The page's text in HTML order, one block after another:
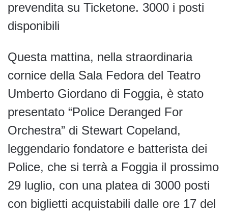
prevendita su Ticketone. 3000 i posti
disponibili
Questa mattina, nella straordinaria
cornice della Sala Fedora del Teatro
Umberto Giordano di Foggia, è stato
presentato “Police Deranged For
Orchestra” di Stewart Copeland,
leggendario fondatore e batterista dei
Police, che si terrà a Foggia il prossimo
29 luglio, con una platea di 3000 posti
con biglietti acquistabili dalle ore 17 del